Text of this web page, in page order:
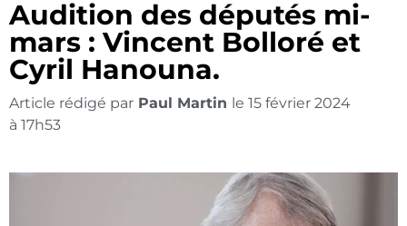
Audition des députés mi-
mars : Vincent Bolloré et
Cyril Hanouna.
Article rédigé par Paul Martin le 15 février 2024
à 17h53